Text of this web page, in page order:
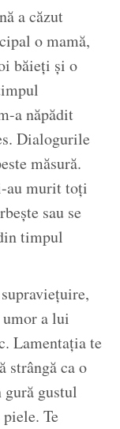
a căzut
o mamă,
băieţi şi o
a năpădit
Dialogurile
măsură.
au murit toţi
sau se
timpul
umor a lui
Lamentaţia te
strângă ca o
gustul
Te